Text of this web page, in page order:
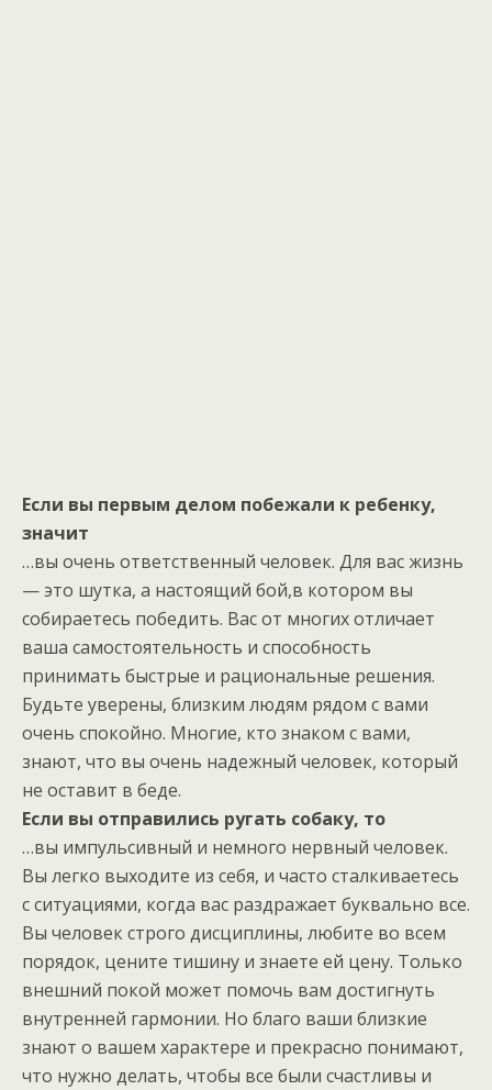
Если вы первым делом побежали к ребенку,
значит
…вы очень ответственный человек. Для вас жизнь
— это шутка, а настоящий бой,в котором вы
собираетесь победить. Вас от многих отличает
ваша самостоятельность и способность
принимать быстрые и рациональные решения.
Будьте уверены, близким людям рядом с вами
очень спокойно. Многие, кто знаком с вами,
знают, что вы очень надежный человек, который
не оставит в беде.
Если вы отправились ругать собаку, то
…вы импульсивный и немного нервный человек.
Вы легко выходите из себя, и часто сталкиваетесь
с ситуациями, когда вас раздражает буквально все.
Вы человек строго дисциплины, любите во всем
порядок, цените тишину и знаете ей цену. Только
внешний покой может помочь вам достигнуть
внутренней гармонии. Но благо ваши близкие
знают о вашем характере и прекрасно понимают,
что нужно делать, чтобы все были счастливы и